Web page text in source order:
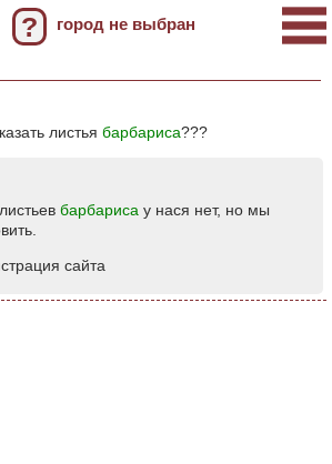
? город не выбран
листья барбариса???
барбариса у нася нет, но мы
сайта